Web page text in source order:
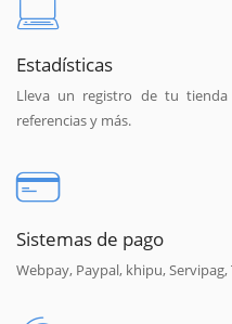
Estadísticas
Lleva un registro de tu
referencias y más.
Sistemas de pago
Webpay, Paypal, khipu,